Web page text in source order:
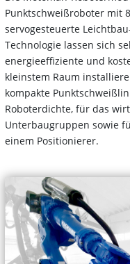
Punktschweißroboter mit
servogesteuerte
Technologie lassen sich
energieeffiziente und
kleinstem Raum
kompakte
Roboterdichte, für das
Unterbaugruppen sowie
einem Positionierer.